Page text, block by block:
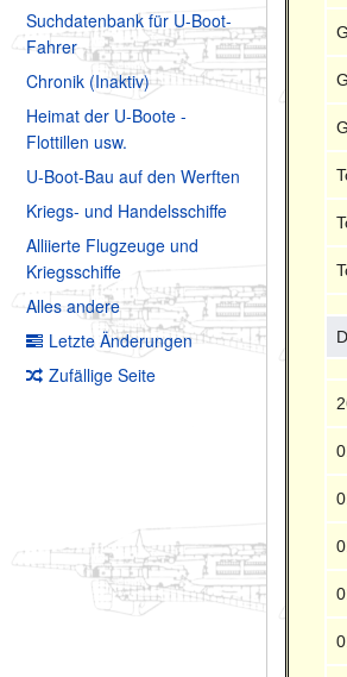
Suchdatenbank für U-Boot-
Fahrer
Chronik (Inaktiv)
Heimat der U-Boote -
Flottillen usw.
U-Boot-Bau auf den Werften
Kriegs- und Handelsschiffe
Alliierte Flugzeuge und
Kriegsschiffe
Alles andere
Letzte Änderungen
Zufällige Seite